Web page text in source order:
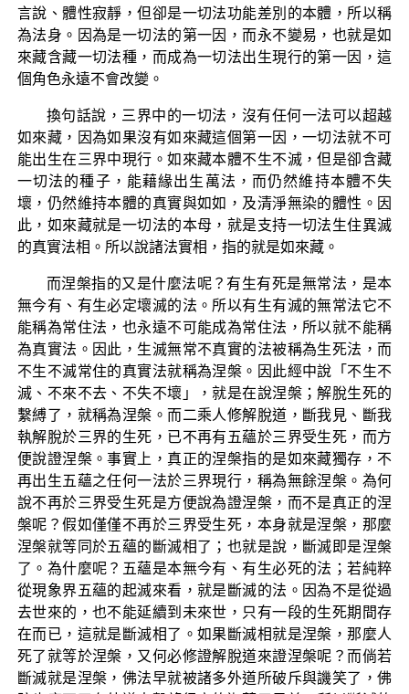
言說、體性寂靜，但卻是一切法功能差別的本體，所以稱
為法身。因為是一切法的第一因，而永不變易，也就是如
來藏含藏一切法種，而成為一切法出生現行的第一因，這
個角色永遠不會改變。
換句話說，三界中的一切法，沒有任何一法可以超越
如來藏，因為如果沒有如來藏這個第一因，一切法就不可
能出生在三界中現行。如來藏本體不生不滅，但是卻含藏
一切法的種子，能藉緣出生萬法，而仍然維持本體不失
壞，仍然維持本體的真實與如如，及清淨無染的體性。因
此，如來藏就是一切法的本母，就是支持一切法生住異滅
的真實法相。所以說諸法實相，指的就是如來藏。
而涅槃指的又是什麼法呢？有生有死是無常法，是本
無今有、有生必定壞滅的法。所以有生有滅的無常法它不
能稱為常住法，也永遠不可能成為常住法，所以就不能稱
為真實法。因此，生滅無常不真實的法被稱為生死法，而
不生不滅常住的真實法就稱為涅槃。因此經中說「不生不
滅、不來不去、不失不壞」，就是在說涅槃；解脫生死的
繫縛了，就稱為涅槃。而二乘人修解脫道，斷我見、斷我
執解脫於三界的生死，已不再有五蘊於三界受生死，而方
便說證涅槃。事實上，真正的涅槃指的是如來藏獨存，不
再出生五蘊之任何一法於三界現行，稱為無餘涅槃。為何
說不再於三界受生死是方便說為證涅槃，而不是真正的涅
槃呢？假如僅僅不再於三界受生死，本身就是涅槃，那麼
涅槃就等同於五蘊的斷滅相了；也就是說，斷滅即是涅槃
了。為什麼呢？五蘊是本無今有、有生必死的法；若純粹
從現象界五蘊的起滅來看，就是斷滅的法。因為不是從過
去世來的，也不能延續到未來世，只有一段的生死期間存
在而已，這就是斷滅相了。如果斷滅相就是涅槃，那麼人
死了就等於涅槃，又何必修證解脫道來證涅槃呢？而倘若
斷滅就是涅槃，佛法早就被諸多外道所破斥與譏笑了，佛